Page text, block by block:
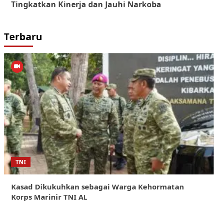
Tingkatkan Kinerja dan Jauhi Narkoba
Terbaru
TNI
Kasad Dikukuhkan sebagai Warga Kehormatan
Korps Marinir TNI AL